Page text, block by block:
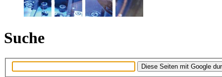
Suche
Diese Seiten mit Google